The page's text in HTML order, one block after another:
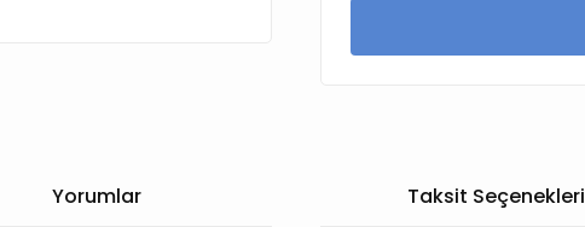
Yorumlar Taksit Seçenekleri